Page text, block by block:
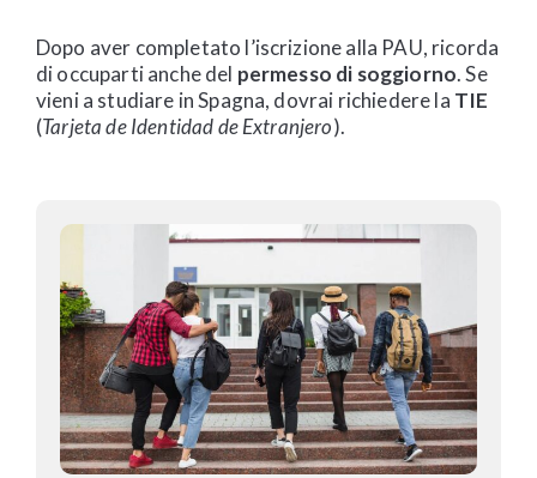
Dopo aver completato l’iscrizione alla PAU, ricorda
di occuparti anche del permesso di soggiorno. Se
vieni a studiare in Spagna, dovrai richiedere la TIE
(Tarjeta de Identidad de Extranjero).